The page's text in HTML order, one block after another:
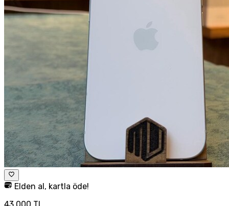
Elden al, kartla öde!
43.000 TL